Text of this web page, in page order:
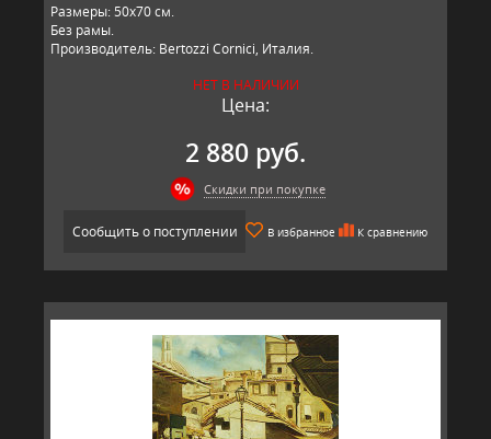
Размеры: 50х70 см.
Без рамы.
Производитель: Bertozzi Cornici, Италия.
НЕТ В НАЛИЧИИ
Цена:
2 880 руб.
Скидки при покупке
Сообщить о поступлении В избранное К сравнению